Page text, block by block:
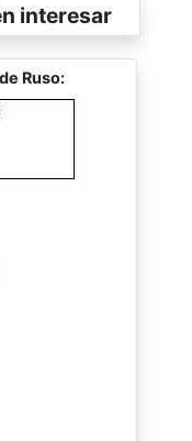
interesar
Ruso: